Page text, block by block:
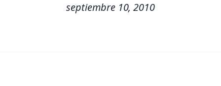
septiembre 10, 2010